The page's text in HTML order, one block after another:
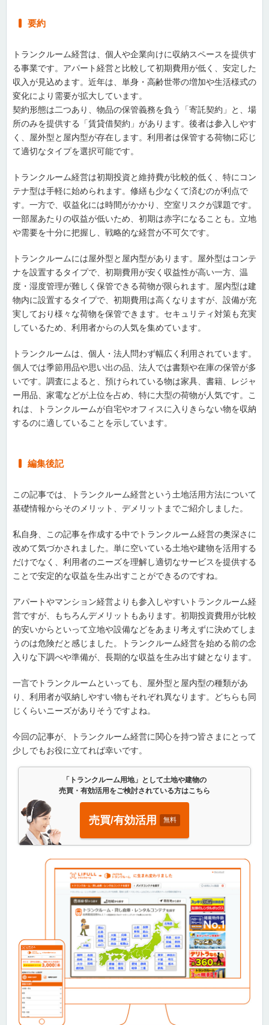
要約
トランクルーム経営は、個人や企業向けに収納スペースを提供す
る事業です。アパート経営と比較して初期費用が低く、安定した
収入が見込めます。近年は、単身・高齢世帯の増加や生活様式の
変化により需要が拡大しています。
契約形態は二つあり、物品の保管義務を負う「寄託契約」と、場
所のみを提供する「賃貸借契約」があります。後者は参入しやす
く、屋外型と屋内型が存在します。利用者は保管する荷物に応じ
て適切なタイプを選択可能です。
トランクルーム経営は初期投資と維持費が比較的低く、特にコン
テナ型は手軽に始められます。修繕も少なくて済むのが利点で
す。一方で、収益化には時間がかかり、空室リスクが課題です。
一部屋あたりの収益が低いため、初期は赤字になることも。立地
や需要を十分に把握し、戦略的な経営が不可欠です。
トランクルームには屋外型と屋内型があります。屋外型はコンテ
ナを設置するタイプで、初期費用が安く収益性が高い一方、温
度・湿度管理が難しく保管できる荷物が限られます。屋内型は建
物内に設置するタイプで、初期費用は高くなりますが、設備が充
実しており様々な荷物を保管できます。セキュリティ対策も充実
しているため、利用者からの人気を集めています。
トランクルームは、個人・法人問わず幅広く利用されています。
個人では季節用品や思い出の品、法人では書類や在庫の保管が多
いです。調査によると、預けられている物は家具、書籍、レジャ
ー用品、家電などが上位を占め、特に大型の荷物が人気です。こ
れは、トランクルームが自宅やオフィスに入りきらない物を収納
するのに適していることを示しています。
編集後記
この記事では、トランクルーム経営という土地活用方法について
基礎情報からそのメリット、デメリットまでご紹介しました。
私自身、この記事を作成する中でトランクルーム経営の奥深さに
改めて気づかされました。単に空いている土地や建物を活用する
だけでなく、利用者のニーズを理解し適切なサービスを提供する
ことで安定的な収益を生み出すことができるのですね。
アパートやマンション経営よりも参入しやすいトランクルーム経
営ですが、もちろんデメリットもあります。初期投資費用が比較
的安いからといって立地や設備などをあまり考えずに決めてしま
うのは危険だと感じました。トランクルーム経営を始める前の念
入りな下調べや準備が、長期的な収益を生み出す鍵となります。
一言でトランクルームといっても、屋外型と屋内型の種類があ
り、利用者が収納しやすい物もそれぞれ異なります。どちらも同
じくらいニーズがありそうですよね。
今回の記事が、トランクルーム経営に関心を持つ皆さまにとって
少しでもお役に立てれば幸いです。
「トランクルーム用地」として土地や建物の
売買・有効活用をご検討されている方はこちら
売買/有効活用 無料